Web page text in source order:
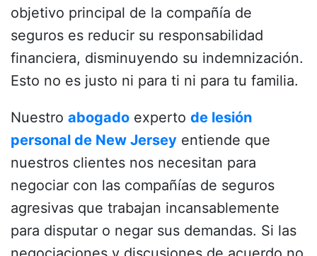
objetivo principal de la compañía de
seguros es reducir su responsabilidad
financiera, disminuyendo su indemnización.
Esto no es justo ni para ti ni para tu familia.
Nuestro abogado experto de lesión
personal de New Jersey entiende que
nuestros clientes nos necesitan para
negociar con las compañías de seguros
agresivas que trabajan incansablemente
para disputar o negar sus demandas. Si las